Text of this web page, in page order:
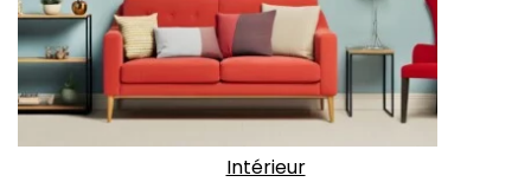
Intérieur